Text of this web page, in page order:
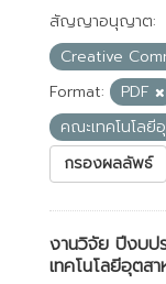
สัญญาอนุญาต:
Creative
Format:
PDF
คณะเทคโนโลยี
กรองผลลัพธ์
งานวิจัย ปีงบ
เทคโนโลยีอุตส